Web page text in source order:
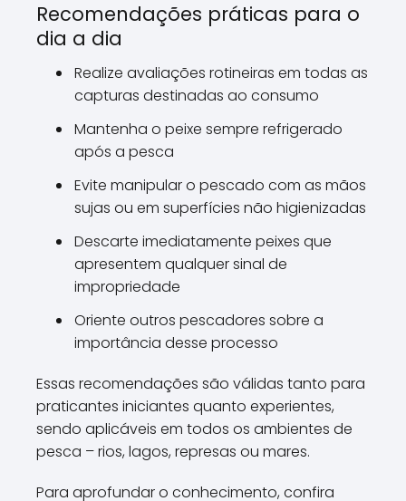
Recomendações práticas para o
dia a dia
Realize avaliações rotineiras em todas as
capturas destinadas ao consumo
Mantenha o peixe sempre refrigerado
após a pesca
Evite manipular o pescado com as mãos
sujas ou em superfícies não higienizadas
Descarte imediatamente peixes que
apresentem qualquer sinal de
impropriedade
Oriente outros pescadores sobre a
importância desse processo
Essas recomendações são válidas tanto para
praticantes iniciantes quanto experientes,
sendo aplicáveis em todos os ambientes de
pesca – rios, lagos, represas ou mares.
Para aprofundar o conhecimento, confira